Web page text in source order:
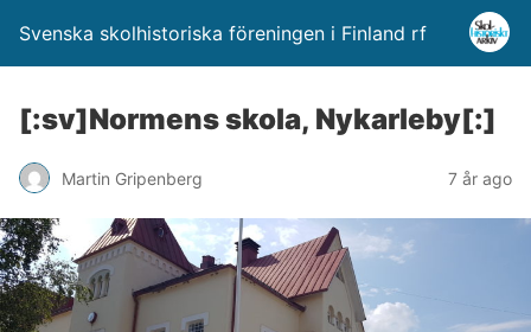
Svenska skolhistoriska föreningen i Finland rf
[:sv]Normens skola, Nykarleby[:]
Martin Gripenberg 7 år ago